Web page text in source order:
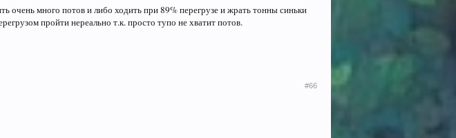
очень много потов и либо ходить при 89% перегрузе и жрать тонны синьки
пройти нереально т.к. просто тупо не хватит потов.
#66